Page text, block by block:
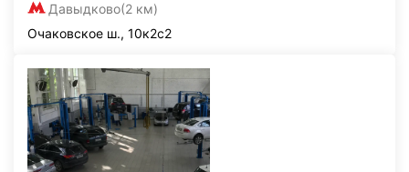
Давыдково(2 км)
Очаковское ш., 10к2с2